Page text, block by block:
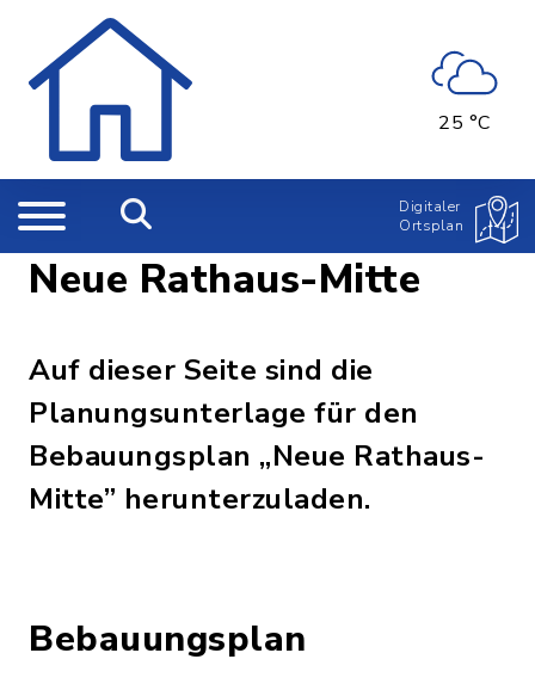
25 °C
Digitaler
Ortsplan
Neue Rathaus-Mitte
Auf dieser Seite sind die
Planungsunterlage für den
Bebauungsplan „Neue Rathaus-
Mitte” herunterzuladen.
Bebauungsplan